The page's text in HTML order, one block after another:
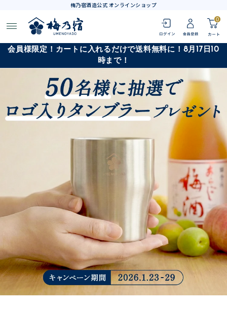
梅乃宿酒造公式 オンラインショップ
0
会員様限定！カートに入れるだけで送料無料に！8月17日10
時まで！